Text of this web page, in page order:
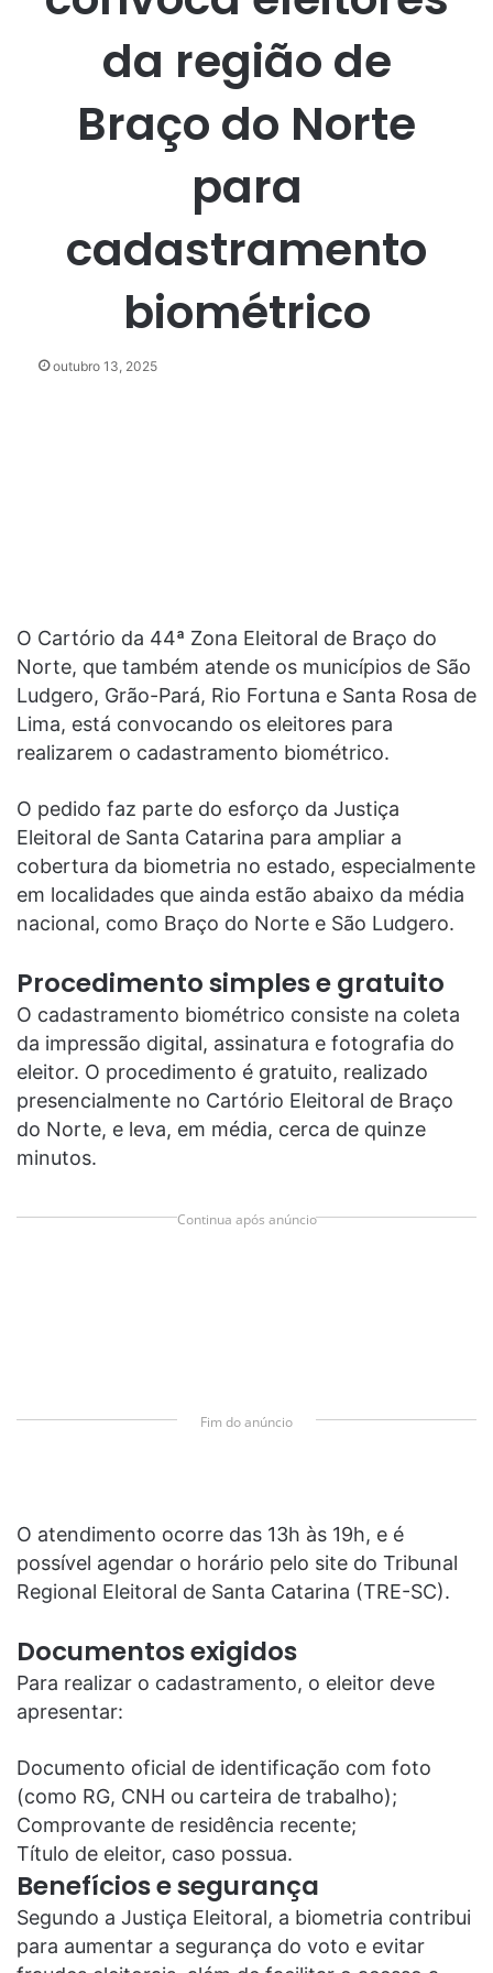
da região de
Braço do Norte
para
cadastramento
biométrico
outubro 13, 2025
O Cartório da 44ª Zona Eleitoral de Braço do
Norte, que também atende os municípios de São
Ludgero, Grão-Pará, Rio Fortuna e Santa Rosa de
Lima, está convocando os eleitores para
realizarem o cadastramento biométrico.
O pedido faz parte do esforço da Justiça
Eleitoral de Santa Catarina para ampliar a
cobertura da biometria no estado, especialmente
em localidades que ainda estão abaixo da média
nacional, como Braço do Norte e São Ludgero.
Procedimento simples e gratuito
O cadastramento biométrico consiste na coleta
da impressão digital, assinatura e fotografia do
eleitor. O procedimento é gratuito, realizado
presencialmente no Cartório Eleitoral de Braço
do Norte, e leva, em média, cerca de quinze
minutos.
Continua após anúncio
Fim do anúncio
O atendimento ocorre das 13h às 19h, e é
possível agendar o horário pelo site do Tribunal
Regional Eleitoral de Santa Catarina (TRE-SC).
Documentos exigidos
Para realizar o cadastramento, o eleitor deve
apresentar:
Documento oficial de identificação com foto
(como RG, CNH ou carteira de trabalho);
Comprovante de residência recente;
Título de eleitor, caso possua.
Benefícios e segurança
Segundo a Justiça Eleitoral, a biometria contribui
para aumentar a segurança do voto e evitar